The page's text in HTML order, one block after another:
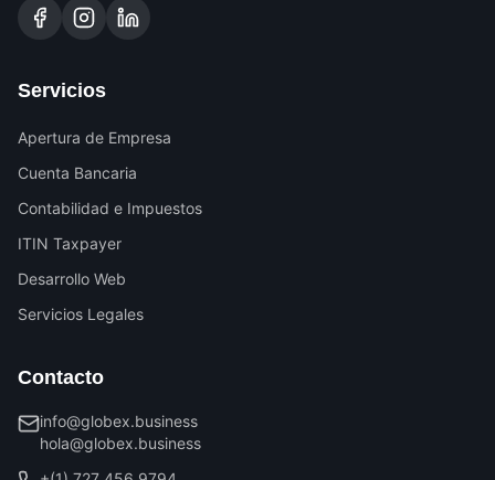
Servicios
Apertura de Empresa
Cuenta Bancaria
Contabilidad e Impuestos
ITIN Taxpayer
Desarrollo Web
Servicios Legales
Contacto
info@globex.business
hola@globex.business